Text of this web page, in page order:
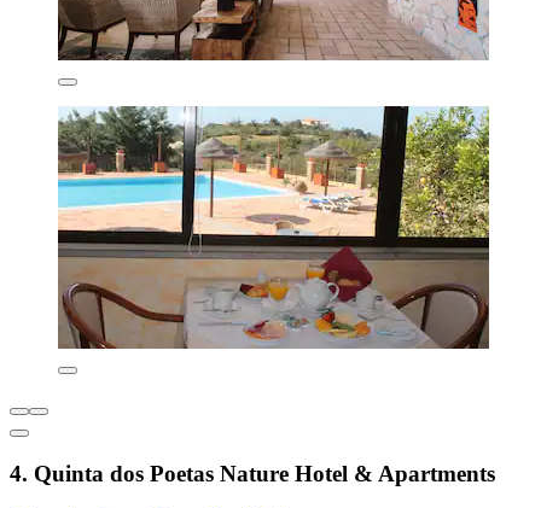
4. Quinta dos Poetas Nature Hotel & Apartments